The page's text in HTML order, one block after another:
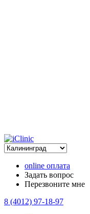
online оплата
Задать вопрос
Перезвоните мне
8 (4012) 97-18-97